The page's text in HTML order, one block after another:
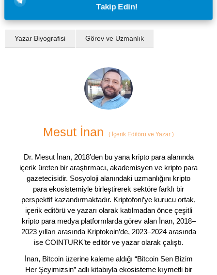
Takip Edin!
Yazar Biyografisi Görev ve Uzmanlık
Mesut İnan ( İçerik Editörü ve Yazar )
Dr. Mesut İnan, 2018’den bu yana kripto para alanında
içerik üreten bir araştırmacı, akademisyen ve kripto para
gazetecisidir. Sosyoloji alanındaki uzmanlığını kripto
para ekosistemiyle birleştirerek sektöre farklı bir
perspektif kazandırmaktadır. Kriptofoni’ye kurucu ortak,
içerik editörü ve yazarı olarak katılmadan önce çeşitli
kripto para medya platformlarda görev alan İnan, 2018–
2023 yılları arasında Kriptokoin’de, 2023–2024 arasında
ise COINTURK’te editör ve yazar olarak çalıştı.
İnan, Bitcoin üzerine kaleme aldığı “Bitcoin Sen Bizim
Her Şeyimizsin” adlı kitabıyla ekosisteme kıymetli bir